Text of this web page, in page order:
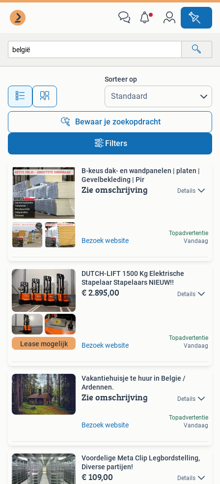
Alle afstanden…
Sorteer op
Bewaar je zoekopdracht
Filters
B-keus dak- en wandpanelen | platen |
Gevelbekleding | Pir
Zie omschrijving Details
Bezoek website
Topadvertentie
Vandaag
Lease mogelijk
DUTCH-LIFT 1500 Kg Elektrische
Stapelaar Stapelaars NIEUW!!
€ 2.895,00 Details
Bezoek website
Topadvertentie
Vandaag
Vakantiehuisje te huur in Belgie /
Ardennen.
Zie omschrijving Details
Bezoek website
Topadvertentie
Vandaag
Voordelige Meta Clip Legbordstelling,
Diverse partijen!
€ 109,00 Details